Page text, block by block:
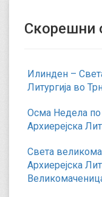
Скорешни
Илинден –
Литургија во
Осма Недела
Архиерејска
Света
Архиерејска